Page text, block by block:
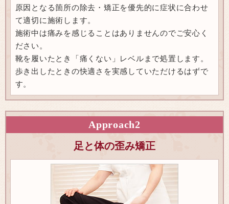
原因となる箇所の除去・矯正を優先的に症状に合わせ
て適切に施術します。
施術中は痛みを感じることはありませんのでご安心く
ださい。
靴を履いたとき「痛くない」レベルまで処置します。
歩き出したときの快適さを実感していただけるはずで
す。
Approach2
足と体の歪み矯正